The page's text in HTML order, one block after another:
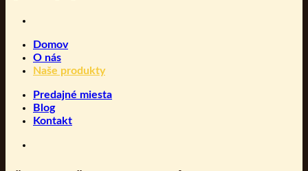
Domov
O nás
Naše produkty
Predajné miesta
Blog
Kontakt